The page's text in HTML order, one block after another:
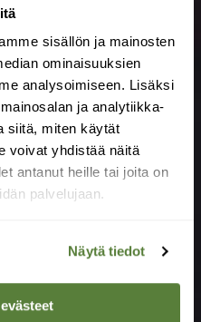
sisällön ja mainosten
ominaisuuksien
analysoimiseen. Lisäksi
ja analytiikka-
siitä, miten käytät
voivat yhdistää näitä
antanut heille tai joita on
palvelujaan.
Näytä tiedot